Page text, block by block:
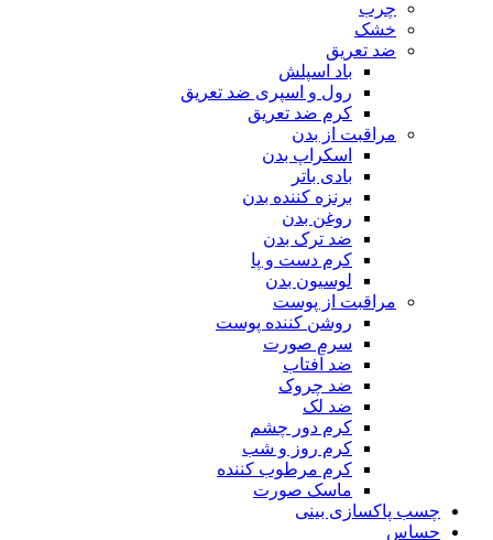
چرب
خشک
ضد تعریق
باد اسپلش
رول و اسپری ضد تعریق
کرم ضد تعریق
مراقبت از بدن
اسکراپ بدن
بادی باتر
برنزه کننده بدن
روغن بدن
ضد ترک بدن
کرم دست و پا
لوسیون بدن
مراقبت از پوست
روشن کننده پوست
سرم صورت
ضد آفتاب
ضد چروک
ضد لک
کرم دور چشم
کرم روز و شب
کرم مرطوب کننده
ماسک صورت
چسب پاکسازی بینی
حساس